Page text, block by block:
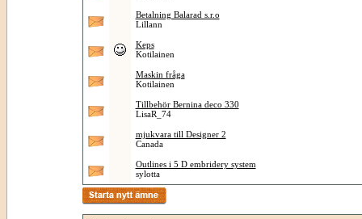
Betalning Balarad s.r.o
Lillann
Keps
Kotilainen
Maskin fråga
Kotilainen
Tillbehör Bernina deco 330
LisaR_74
mjukvara till Designer 2
Canada
Outlines i 5 D embridery system
sylotta